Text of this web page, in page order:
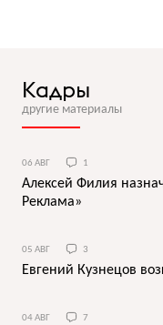
Кадры
другие материалы
06 АВГ 1
Алексей Филия
Реклама»
05 АВГ 3
Евгений Кузнецов
04 АВГ 7